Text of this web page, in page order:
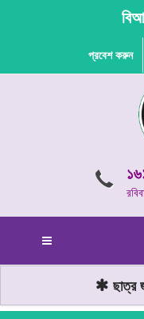
প্রবেশ করুন
ছাত্র